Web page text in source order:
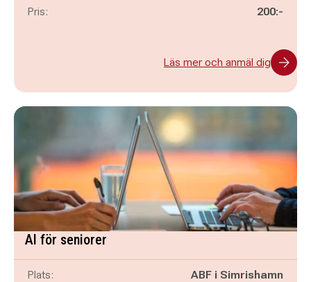
Pris: 200:-
Läs mer och anmäl dig
AI för seniorer
Plats:
ABF i Simrishamn